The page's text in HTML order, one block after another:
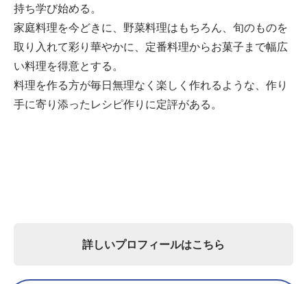
持ち学び始める。
家庭料理を今どきに、野菜料理はもちろん、旬のものを
取り入れて彩り華やかに、定番料理からお菓子まで幅広
い料理を得意とする。
料理を作る方が毎日無理なく楽しく作れるような、作り
手に寄り添ったレシピ作りに定評がある。
詳しいプロフィールはこちら